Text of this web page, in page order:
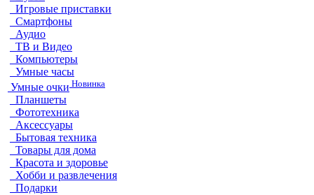
Игровые приставки
Смартфоны
Аудио
ТВ и Видео
Компьютеры
Умные часы
Умные очки Новинка
Планшеты
Фототехника
Аксессуары
Бытовая техника
Товары для дома
Красота и здоровье
Хобби и развлечения
Подарки